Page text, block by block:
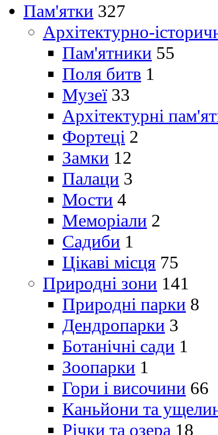
Пам'ятки 327
Архітектурно-
Пам'ятники 55
Поля битв 1
Музеї 33
Архітектурні
Фортеці 2
Замки 12
Палаци 3
Мости 4
Меморіали 2
Садиби 1
Цікаві місця 75
Природні зони 141
Природні парки 8
Дендропарки 3
Ботанічні сади 1
Зоопарки 1
Гори і височини 66
Каньйони та
Річки та озера 18